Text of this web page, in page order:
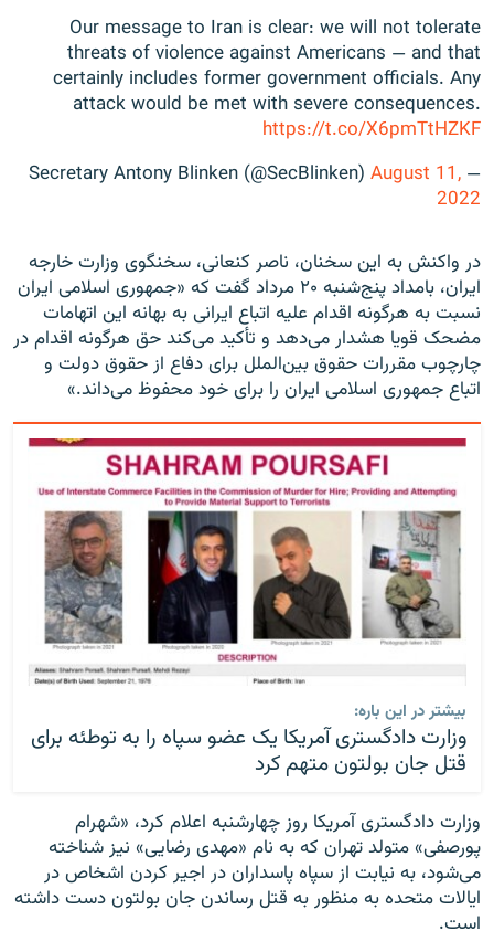
Our message to Iran is clear: we will not tolerate
threats of violence against Americans — and that
certainly includes former government officials. Any
attack would be met with severe consequences.
https://t.co/X6pmTtHZKF
— Secretary Antony Blinken (@SecBlinken)
August 11,
2022
در واکنش به این سخنان، ناصر کنعانی، سخنگوی وزارت خارجه
ایران، بامداد پنج‌شنبه ۲۰ مرداد گفت که «جمهوری اسلامی ایران
نسبت به هرگونه اقدام علیه اتباع ایرانی به بهانه این اتهامات
مضحک قویا هشدار می‌دهد و تأکید می‌کند حق هرگونه اقدام در
چارچوب مقررات حقوق بین‌الملل برای دفاع از حقوق دولت و
اتباع جمهوری اسلامی ایران را برای خود محفوظ می‌داند.»
بیشتر در این باره:
وزارت دادگستری آمریکا یک عضو سپاه را به توطئه برای
قتل جان بولتون متهم کرد
وزارت دادگستری آمریکا روز چهارشنبه اعلام کرد، «شهرام
پورصفی» متولد تهران که به نام «مهدی رضایی» نیز شناخته
می‌شود، به نیابت از سپاه پاسداران در اجیر کردن اشخاص در
ایالات متحده به منظور به قتل رساندن جان بولتون دست داشته
است.